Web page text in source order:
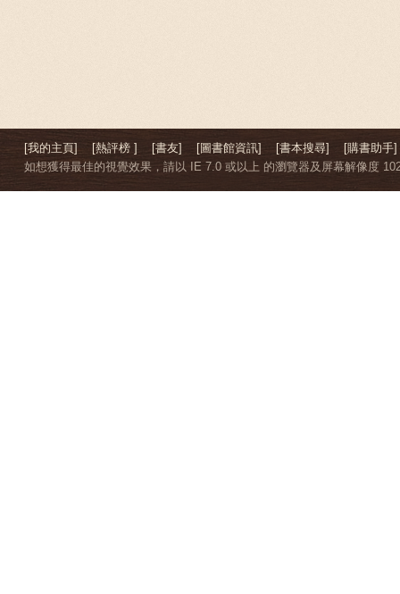
[我的主頁] [熱評榜 ] [書友] [圖書館資訊] [書本搜尋]
[購書助手]
如想獲得最佳的視覺效果，請以 IE 7.0 或以上 的瀏覽器及屏幕解像度